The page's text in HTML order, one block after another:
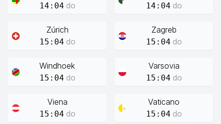
14:04 do 14:04 do
Zúrich
15:04 do
Zagreb
15:04 do
Windhoek
15:04 do
Varsovia
15:04 do
Viena
15:04 do
Vaticano
15:04 do